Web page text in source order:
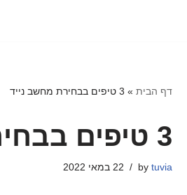
דף הבית » 3 טיפים בבחירת מחשב נייד
3 טיפים בבחירת מחשב נייד
by tuvia 22 במאי 2022